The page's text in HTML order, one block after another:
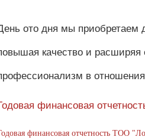
ото дня мы приобретаем
качество и расширяя
в
финансовая
финансовая отчетность ТОО